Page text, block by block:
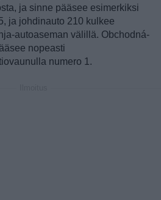
ja sinne pääsee esimerkiksi
ja johdinauto 210 kulkee
autoaseman välillä. Obchodná-
nopeasti
numero 1.